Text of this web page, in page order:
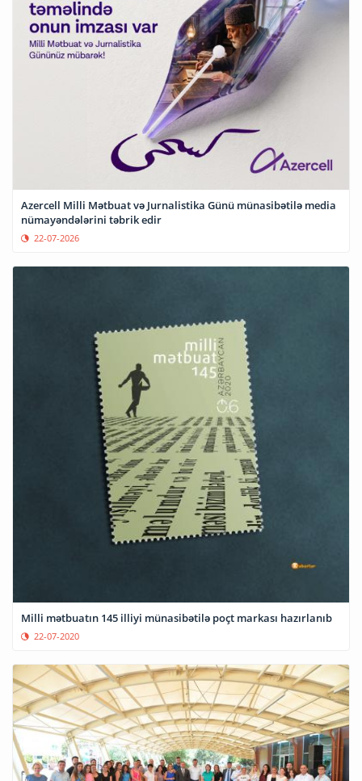
Azercell Milli Mətbuat və Jurnalistika Günü münasibətilə media
nümayəndələrini təbrik edir
22-07-2026
Milli mətbuatın 145 illiyi münasibətilə poçt markası hazırlanıb
22-07-2020